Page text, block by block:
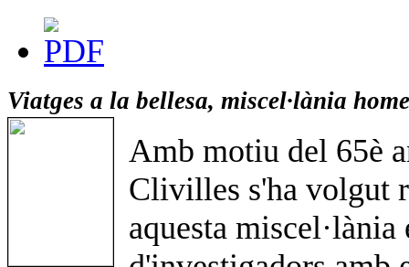
Viatges a la bellesa, miscel·lània
Amb motiu del 65è
Clivilles s'ha volgut
aquesta